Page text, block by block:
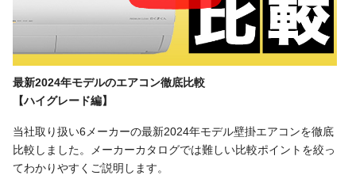
最新2024年モデルのエアコン徹底比較
【ハイグレード編】
当社取り扱い6メーカーの最新2024年モデル壁掛エアコンを徹底
比較しました。メーカーカタログでは難しい比較ポイントを絞っ
てわかりやすくご説明します。